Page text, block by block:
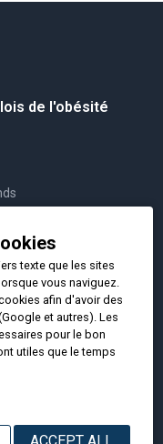
texte que les sites
vous naviguez.
afin d'avoir des
et autres). Les
pour le bon
utiles que le temps
ACCEPT ALL
de l'obésité